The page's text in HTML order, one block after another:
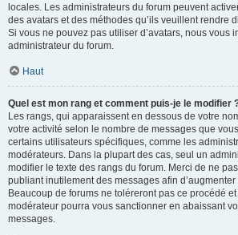
locales. Les administrateurs du forum peuvent
des avatars et des méthodes qu’ils veuillent rendre
Si vous ne pouvez pas utiliser d’avatars, nous vous
administrateur du forum.
Haut
Quel est mon rang et comment puis-je le modifier
Les rangs, qui apparaissent en dessous de votre
votre activité selon le nombre de messages que
certains utilisateurs spécifiques, comme les
modérateurs. Dans la plupart des cas, seul un
modifier le texte des rangs du forum. Merci de ne
publiant inutilement des messages afin
Beaucoup de forums ne toléreront pas ce procédé
modérateur pourra vous sanctionner en abaissant
messages.